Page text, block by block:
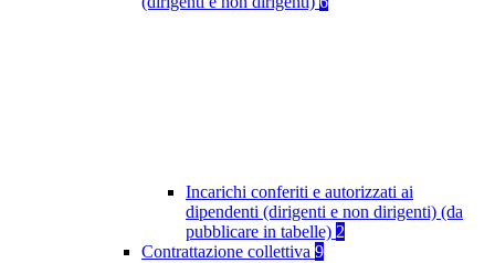
Incarichi conferiti e autorizzati ai
dipendenti (dirigenti e non dirigenti) (da
pubblicare in tabelle) 2
Contrattazione collettiva 9